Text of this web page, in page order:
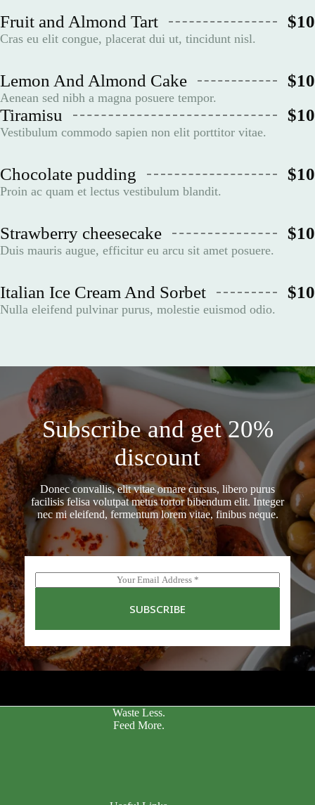
Fruit and Almond Tart $10
Cras eu elit congue, placerat dui ut, tincidunt nisl.
Lemon And Almond Cake $10
Aenean sed nibh a magna posuere tempor.
Tiramisu $10
Vestibulum commodo sapien non elit porttitor vitae.
Chocolate pudding $10
Proin ac quam et lectus vestibulum blandit.
Strawberry cheesecake $10
Duis mauris augue, efficitur eu arcu sit amet posuere.
Italian Ice Cream And Sorbet $10
Nulla eleifend pulvinar purus, molestie euismod odio.
Subscribe and get 20%
discount
Donec convallis, elit vitae ornare cursus, libero purus
facilisis felisa volutpat metus tortor bibendum elit. Integer
nec mi eleifend, fermentum lorem vitae, finibus neque.
m
SUBSCRIBE
Waste Less.
Feed More.